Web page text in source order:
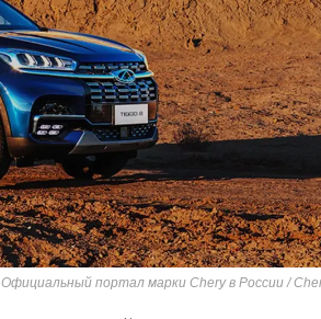
Официальный портал марки Chery в России /